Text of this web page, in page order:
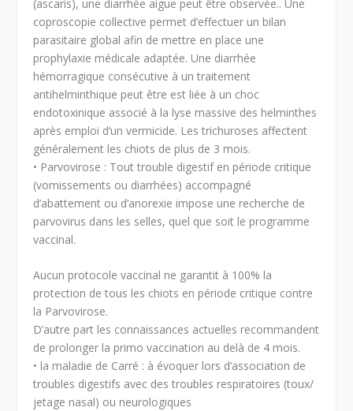
(ascaris), une diarrhée aigue peut être observée.. Une
coproscopie collective permet d’effectuer un bilan
parasitaire global afin de mettre en place une
prophylaxie médicale adaptée. Une diarrhée
hémorragique consécutive à un traitement
antihelminthique peut être est liée à un choc
endotoxinique associé à la lyse massive des helminthes
après emploi d‘un vermicide. Les trichuroses affectent
généralement les chiots de plus de 3 mois.
• Parvovirose : Tout trouble digestif en période critique
(vomissements ou diarrhées) accompagné
d’abattement ou d’anorexie impose une recherche de
parvovirus dans les selles, quel que soit le programme
vaccinal.
Aucun protocole vaccinal ne garantit à 100% la
protection de tous les chiots en période critique contre
la Parvovirose.
D’autre part les connaissances actuelles recommandent
de prolonger la primo vaccination au delà de 4 mois.
• la maladie de Carré : à évoquer lors d’association de
troubles digestifs avec des troubles respiratoires (toux/
jetage nasal) ou neurologiques